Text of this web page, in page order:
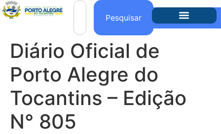
conteúdo
Pesquisar
Diário Oficial de
Porto Alegre do
Tocantins – Edição
N° 805